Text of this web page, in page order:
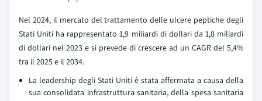
Nel 2024, il mercato del trattamento delle ulcere peptiche degli
Stati Uniti ha rappresentato 1,9 miliardi di dollari da 1,8 miliardi
di dollari nel 2023 e si prevede di crescere ad un CAGR del 5,4%
tra il 2025 e il 2034.
La leadership degli Stati Uniti è stata affermata a causa della
sua consolidata infrastruttura sanitaria, della spesa sanitaria